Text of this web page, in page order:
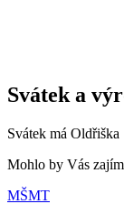
Svátek a
Svátek má Oldřiška
Mohlo by Vás
MŠMT